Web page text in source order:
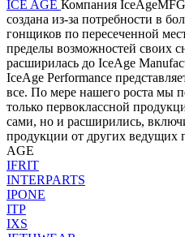
ICE AGE Компания
создана из-за потребности в
гонщиков по пересеченной
пределы возможностей своих
расширилась до IceAge
IceAge Performance
все. По мере нашего роста мы
только первоклассной
сами, но и расширились,
продукции от других ведущих
AGE
IFRIT
INTERPARTS
IPONE
ITP
IXS